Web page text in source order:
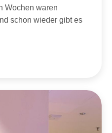
Wochen waren
schon wieder gibt es